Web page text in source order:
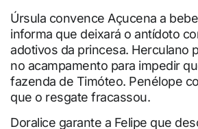
Úrsula convence Açucena a
informa que deixará o antídoto
adotivos da princesa. Herculano
no acampamento para impedir
fazenda de Timóteo. Penélope
que o resgate fracassou.
Doralice garante a Felipe que